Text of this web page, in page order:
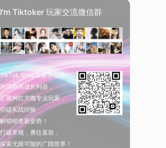
I'm Tiktoker 玩家交流微信群
TikTok Shop卖家学习型社区
跨境电商成长利器，
汇聚网红大咖专业玩家，
切磋实战经验
解锁销售新姿势！
打破常规，勇往直前，
探索无限可能的广阔世界！